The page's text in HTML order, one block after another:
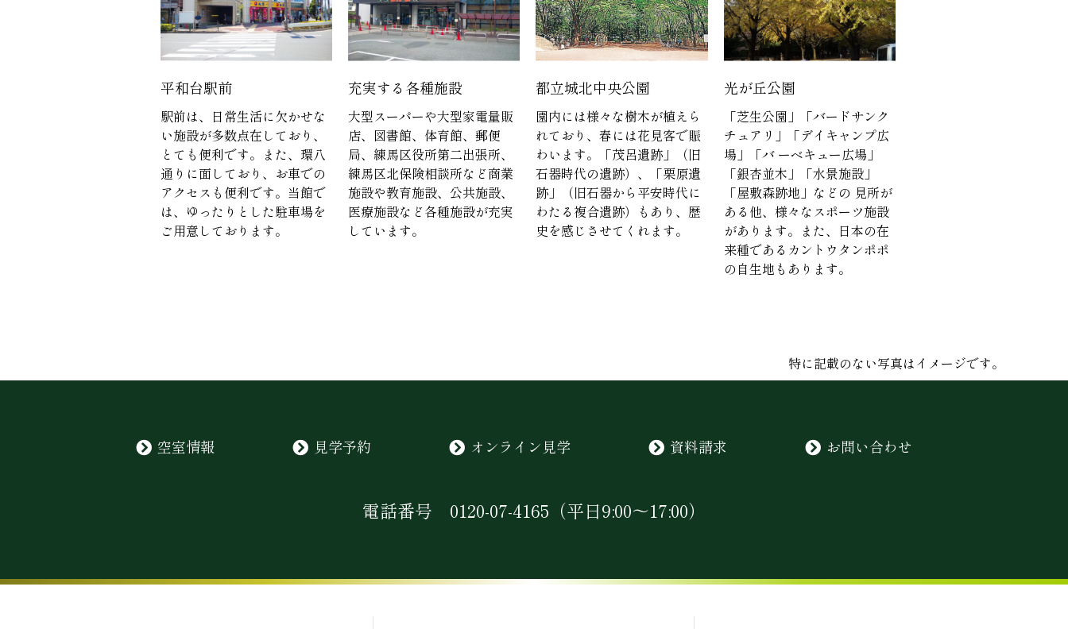
平和台駅前
駅前は、日常生活に欠かせな
い施設が多数点在しており、
とても便利です。また、環八
通りに面しており、お車での
アクセスも便利です。当館で
は、ゆったりとした駐車場を
ご用意しております。
充実する各種施設
大型スーパーや大型家電量販
店、図書館、体育館、郵便
局、練馬区役所第二出張所、
練馬区北保険相談所など商業
施設や教育施設、公共施設、
医療施設など各種施設が充実
しています。
都立城北中央公園
園内には様々な樹木が植えら
れており、春には花見客で賑
わいます。「茂呂遺跡」（旧
石器時代の遺跡）、「栗原遺
跡」（旧石器から平安時代に
わたる複合遺跡）もあり、歴
史を感じさせてくれます。
光が丘公園
「芝生公園」「バードサンク
チュアリ」「デイキャンプ広
場」「バ ーベキュー広場」
「銀杏並木」「水景施設」
「屋敷森跡地」などの 見所が
ある他、様々なスポーツ施設
があります。また、日本の在
来種であるカントウタンポポ
の自生地もあります。
特に記載のない写真はイメージです。
空室情報 見学予約 オンライン見学 資料請求 お問い合わせ
電話番号 0120-07-4165 （平日9:00〜17:00）